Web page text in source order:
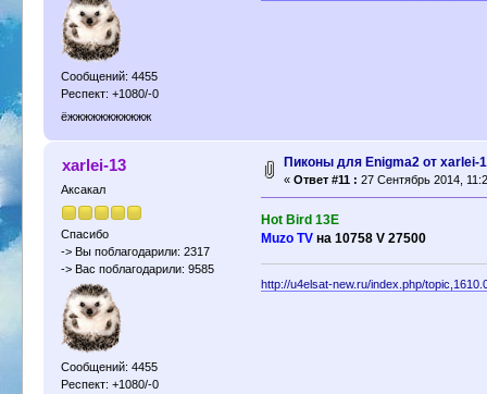
Сообщений: 4455
Респект: +1080/-0
ёжжжжжжжжжжж
xarlei-13
Аксакал
Спасибо
-> Вы поблагодарили: 2317
-> Вас поблагодарили: 9585
Сообщений: 4455
Респект: +1080/-0
Пиконы для Enigma2 от xarlei-
«Ответ #11 : 27 Сентябрь 2014,
Hot Bird 13E
Muzo TVна 10758 V 27500
http://u4elsat-new.ru/index.php/